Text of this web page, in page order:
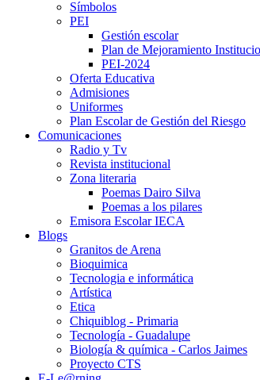
Símbolos
PEI
Gestión escolar
Plan de Mejoramiento
PEI-2024
Oferta Educativa
Admisiones
Uniformes
Plan Escolar de Gestión del Riesgo
Comunicaciones
Radio y Tv
Revista institucional
Zona literaria
Poemas Dairo Silva
Poemas a los pilares
Emisora Escolar IECA
Blogs
Granitos de Arena
Bioquimica
Tecnologia e informática
Artística
Etica
Chiquiblog - Primaria
Tecnología - Guadalupe
Biología & química - Carlos Jaimes
Proyecto CTS